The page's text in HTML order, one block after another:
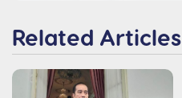
Related Articles